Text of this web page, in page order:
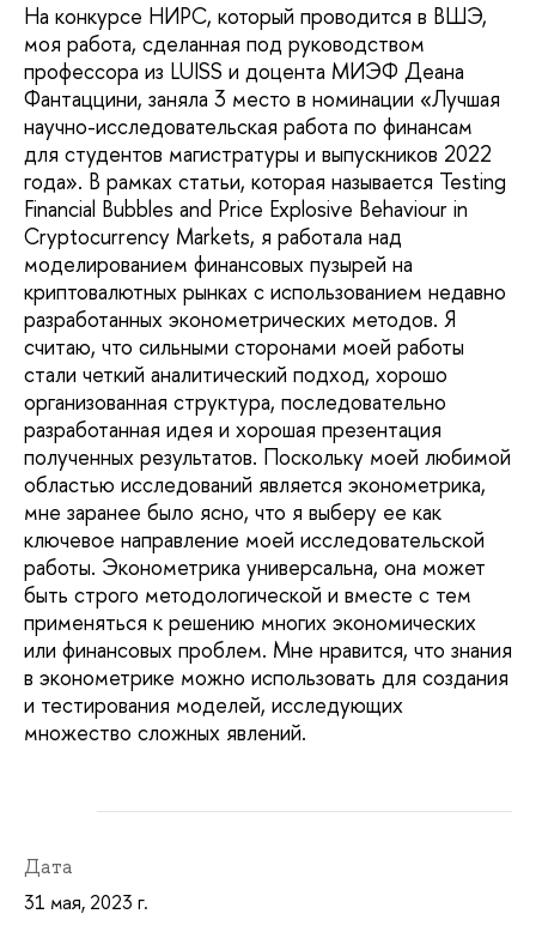
На конкурсе НИРС, который проводится в ВШЭ,
моя работа, сделанная под руководством
профессора из LUISS и доцента МИЭФ Деана
Фантаццини, заняла 3 место в номинации «Лучшая
научно-исследовательская работа по финансам
для студентов магистратуры и выпускников 2022
года». В рамках статьи, которая называется Testing
Financial Bubbles and Price Explosive Behaviour in
Cryptocurrency Markets, я работала над
моделированием финансовых пузырей на
криптовалютных рынках с использованием недавно
разработанных эконометрических методов. Я
считаю, что сильными сторонами моей работы
стали четкий аналитический подход, хорошо
организованная структура, последовательно
разработанная идея и хорошая презентация
полученных результатов. Поскольку моей любимой
областью исследований является эконометрика,
мне заранее было ясно, что я выберу ее как
ключевое направление моей исследовательской
работы. Эконометрика универсальна, она может
быть строго методологической и вместе с тем
применяться к решению многих экономических
или финансовых проблем. Мне нравится, что знания
в эконометрике можно использовать для создания
и тестирования моделей, исследующих
множество сложных явлений.
Дата
31 мая, 2023 г.